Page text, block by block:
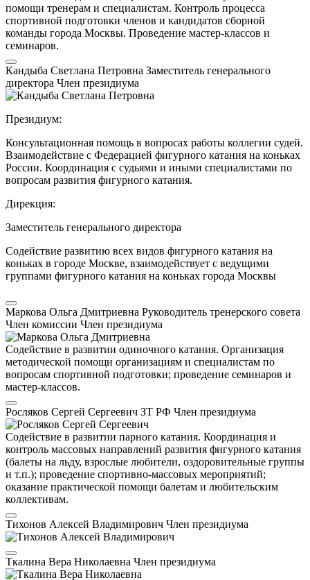
помощи тренерам и специалистам. Контроль процесса
спортивной подготовки членов и кандидатов сборной
команды города Москвы. Проведение мастер-классов и
семинаров.
Кандыба Светлана Петровна Заместитель генерального
директора Член президиума
Президиум:
Консультационная помощь в вопросах работы коллегии судей.
Взаимодействие с Федерацией фигурного катания на коньках
России. Координация с судьями и иными специалистами по
вопросам развития фигурного катания.
Дирекция:
Заместитель генерального директора
Содействие развитию всех видов фигурного катания на
коньках в городе Москве, взаимодействует с ведущими
группами фигурного катания на коньках города Москвы
Маркова Ольга Дмитриевна Руководитель тренерского совета
Член комиссии Член президиума
Содействие в развитии одиночного катания. Организация
методической помощи организациям и специалистам по
вопросам спортивной подготовки; проведение семинаров и
мастер-классов.
Росляков Сергей Сергеевич ЗТ РФ Член президиума
Содействие в развитии парного катания. Координация и
контроль массовых направлений развития фигурного катания
(балеты на льду, взрослые любители, оздоровительные группы
и т.п.); проведение спортивно-массовых мероприятий;
оказание практической помощи балетам и любительским
коллективам.
Тихонов Алексей Владимирович Член президиума
Ткалина Вера Николаевна Член президиума